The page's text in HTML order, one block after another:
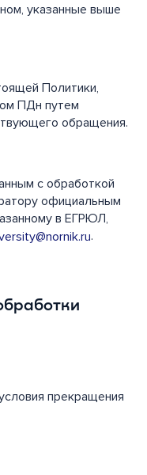
указанные выше
Политики,
ПДн путем
обращения.
с обработкой
официальным
в ЕГРЮЛ,
.
прекращения